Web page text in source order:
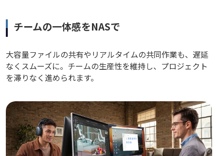
チームの一体感をNASで
大容量ファイルの共有やリアルタイムの共同作業も、遅延
なくスムーズに。チームの生産性を維持し、プロジェクト
を滞りなく進められます。